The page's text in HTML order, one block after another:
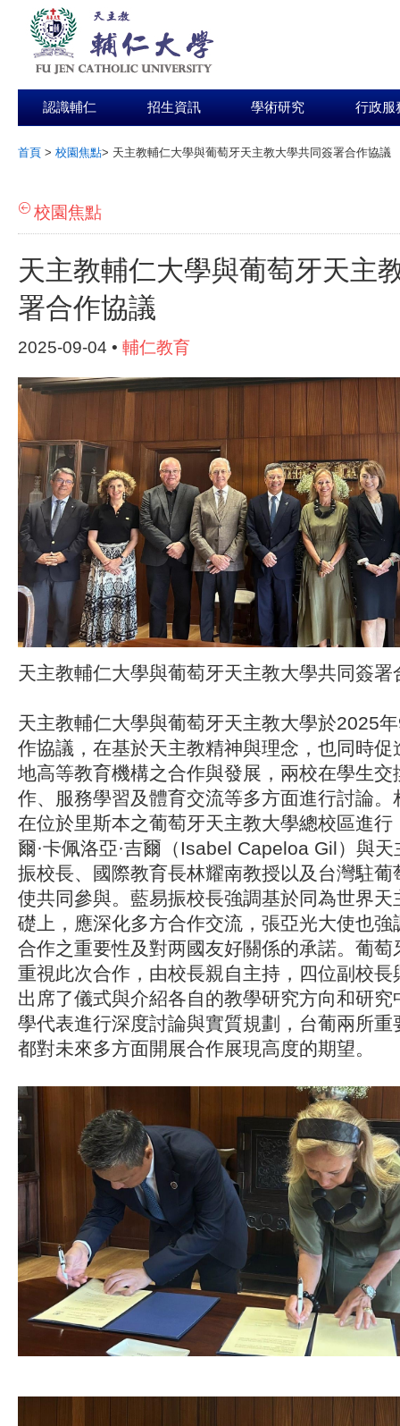
認識輔仁 招生資訊 學術研究 行政服
首頁 > 校園焦點> 天主教輔仁大學與葡萄牙天主教大學共同簽署合作協議
校園焦點
天主教輔仁大學與葡萄牙天主
署合作協議
2025-09-04 • 輔仁教育
天主教輔仁大學與葡萄牙天主教大學共同簽署
天主教輔仁大學與葡萄牙天主教大學於2025
作協議，在基於天主教精神與理念，也同時促
地高等教育機構之合作與發展，兩校在學生交
作、服務學習及體育交流等多方面進行討論。
在位於里斯本之葡萄牙天主教大學總校區進行
爾·卡佩洛亞·吉爾（Isabel Capeloa Gil）與
振校長、國際教育長林耀南教授以及台灣駐葡
使共同參與。藍易振校長強調基於同為世界天
礎上，應深化多方合作交流，張亞光大使也強
合作之重要性及對两國友好關係的承諾。葡萄
重視此次合作，由校長親自主持，四位副校長
出席了儀式與介紹各自的教學研究方向和研
學代表進行深度討論與實質規劃，台葡兩所重
都對未來多方面開展合作展現高度的期望。